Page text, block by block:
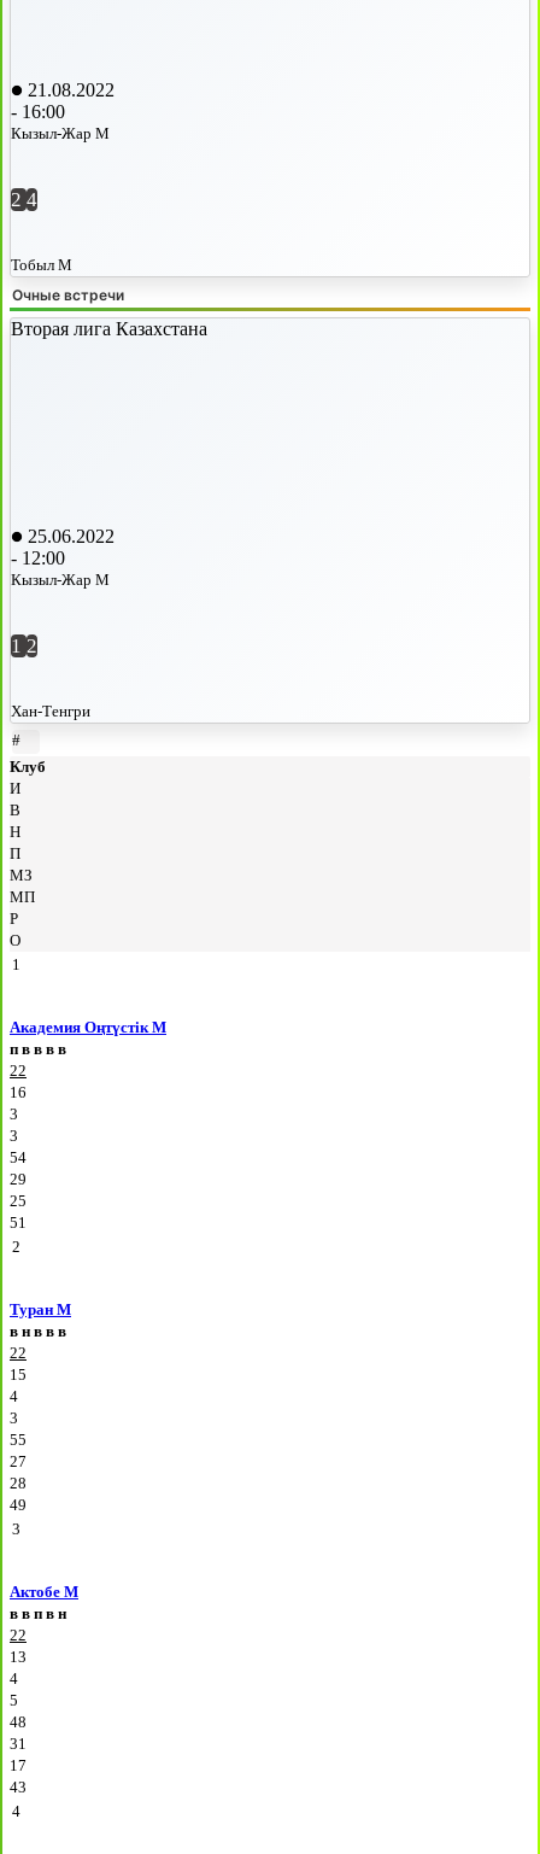
21.08.2022
- 16:00
Кызыл-Жар М
2 4
Тобыл М
Очные встречи
Вторая лига Казахстана
25.06.2022
- 12:00
Кызыл-Жар М
1 2
Хан-Тенгри
#
Клуб
И
В
Н
П
МЗ
МП
Р
О
1
Академия Оңтүстік М
п в в в в
22
16
3
3
54
29
25
51
2
Туран М
в н в в в
22
15
4
3
55
27
28
49
3
Актобе М
в в п в н
22
13
4
5
48
31
17
43
4